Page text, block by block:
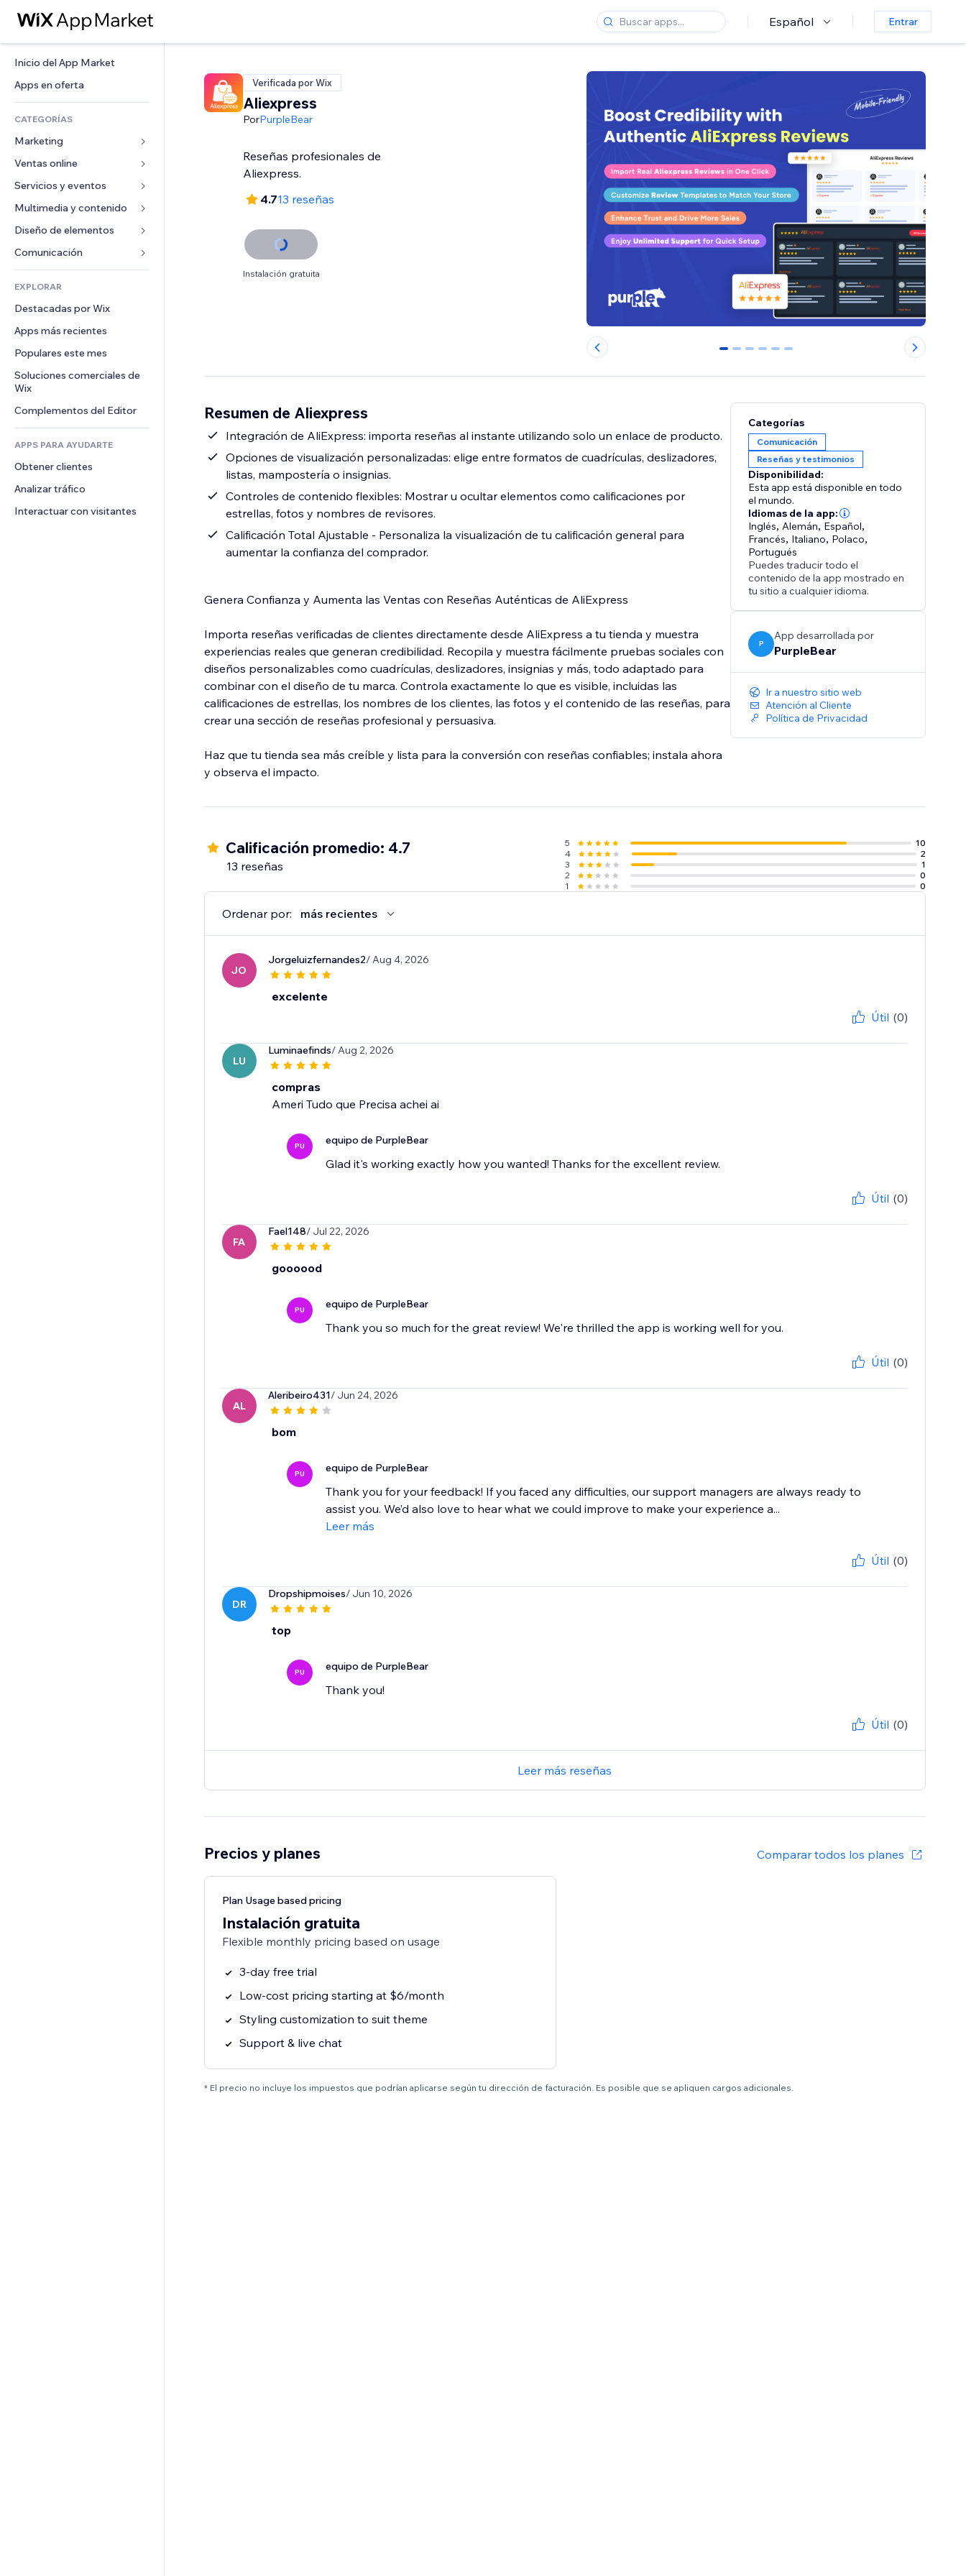
Español Entrar
Inicio del App Market
Apps en oferta
CATEGORÍAS
Marketing
Anuncios
Móvil
Analíticas
Anuncios del sitio
Email
Ventas online
Apps para tiendas
Envíos y entregas
Botones de venta
Contabilidad
Cupones y fidelización
Almacenamiento de mercancía
Crowdfunding
Alimentos y bebidas
Servicios y eventos
Hoteles
Eventos
Restaurantes
Inmobiliarias
Reservas
Multimedia y contenido
Galerías
Música
Pódcast
Fotografía
Video
PDF
Compartir archivos
Noticias
Servicios de contenido
Efectos de texto
Diseño de elementos
Mapas y navegación
Privacidad y seguridad
Reloj
Plantillas para páginas
Efectos de imágenes
Botones y menús
Banners e insignias
Calculadoras
Buscar
Formularios
Encuestas
Chat
Comentarios
Teléfono
Comunidad
Reseñas y testimonios
EXPLORAR
Destacadas por Wix
Apps más recientes
Populares este mes
Soluciones comerciales de
Wix
Complementos del Editor
APPS PARA AYUDARTE
Obtener clientes
Analizar tráfico
Interactuar con visitantes
Verificada por Wix
Aliexpress
PorPurpleBear
Reseñas profesionales de
Aliexpress.
4.713 reseñas
Instalación gratuita
0 1 2 3 4 5
Resumen de Aliexpress
Integración de AliExpress: importa reseñas al instante utilizando solo un enlace de producto.
Opciones de visualización personalizadas: elige entre formatos de cuadrículas, deslizadores,
listas, mampostería o insignias.
Controles de contenido flexibles: Mostrar u ocultar elementos como calificaciones por
estrellas, fotos y nombres de revisores.
Calificación Total Ajustable - Personaliza la visualización de tu calificación general para
aumentar la confianza del comprador.
Genera Confianza y Aumenta las Ventas con Reseñas Auténticas de AliExpress
Importa reseñas verificadas de clientes directamente desde AliExpress a tu tienda y muestra
experiencias reales que generan credibilidad. Recopila y muestra fácilmente pruebas sociales con
diseños personalizables como cuadrículas, deslizadores, insignias y más, todo adaptado para
combinar con el diseño de tu marca. Controla exactamente lo que es visible, incluidas las
calificaciones de estrellas, los nombres de los clientes, las fotos y el contenido de las reseñas, para
crear una sección de reseñas profesional y persuasiva.
Haz que tu tienda sea más creíble y lista para la conversión con reseñas confiables; instala ahora
y observa el impacto.
Categorías
Comunicación
Reseñas y testimonios
Disponibilidad:
Esta app está disponible en todo
el mundo.
Idiomas de la app:
Inglés, Alemán, Español,
Francés, Italiano, Polaco,
Portugués
Puedes traducir todo el
contenido de la app mostrado en
tu sitio a cualquier idioma.
P
App desarrollada por
PurpleBear
Ir a nuestro sitio web
Atención al Cliente
Política de Privacidad
Calificación promedio: 4.7
13 reseñas
5
10
4
2
3
1
2
0
1
0
Ordenar por: más recientes
JO
Jorgeluizfernandes2/ Aug 4, 2026
excelente
Útil (0)
LU
Luminaefinds/ Aug 2, 2026
compras
Ameri Tudo que Precisa achei ai
PU equipo de PurpleBear
Glad it's working exactly how you wanted! Thanks for the excellent review.
Útil (0)
FA
Fael148/ Jul 22, 2026
goooood
PU equipo de PurpleBear
Thank you so much for the great review! We're thrilled the app is working well for you.
Útil (0)
AL
Aleribeiro431/ Jun 24, 2026
bom
PU equipo de PurpleBear
Thank you for your feedback! If you faced any difficulties, our support managers are always ready to
assist you. We’d also love to hear what we could improve to make your experience a...
Leer más
Útil (0)
DR
Dropshipmoises/ Jun 10, 2026
top
PU equipo de PurpleBear
Thank you!
Útil (0)
Leer más reseñas
Precios y planes Comparar todos los planes
Plan Usage based pricing
Instalación gratuita
Flexible monthly pricing based on usage
3-day free trial
Low-cost pricing starting at $6/month
Styling customization to suit theme
Support & live chat
* El precio no incluye los impuestos que podrían aplicarse según tu dirección de facturación. Es posible que se apliquen cargos adicionales.